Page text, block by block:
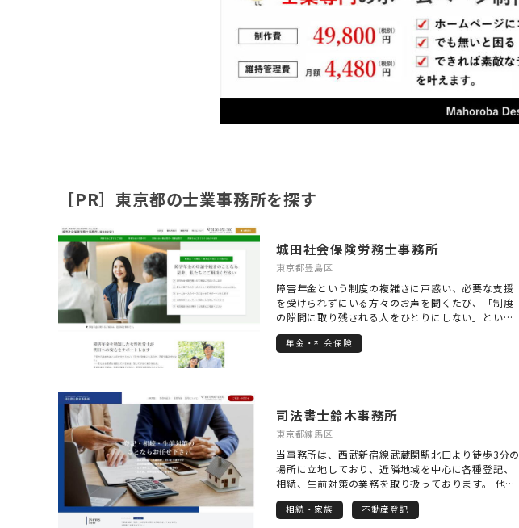
［PR］東京都の士業事務所を探す
城田社会保険労務士事務所
東京都豊島区
障害年金という制度の複雑さに戸惑い、必要な支援
を受けられずにいる方々のお声を聞くたび、「制度
の隙間に取り残される人をひとりにしない」という
想いを新たにしています。障害年金の申請は、医療
と年金という複数の制度が絡む専門的な手続きであ
真正面から耳を傾け、その想いや状況を制度にしっ
かりと反映させる申請づくりを心がけています。手
続きを進める中で「どうして申請したいのか」「ど
んなことで困っているのか」という、言葉にしづら
いお気持ちにも寄り添い、信頼関係を築いて進める
ことが、単なる事務作業にはない支援の本質だと考
えています。 私たちの事務所では、初めてのご相談
に際し、まずしっかりと時間をかけてお話をうかが
年金・社会保険
司法書士鈴木事務所
東京都練馬区
当事務所は、西武新宿線武蔵関駅北口より徒歩3分の
場所に立地しており、近隣地域を中心に各種登記、
相続、生前対策の業務を取り扱っております。 他士
業の先生や、不動産会社との連携により、お悩み、
お困りごとの根本的解決することを目標に活動をさ
相続・家族 不動産登記